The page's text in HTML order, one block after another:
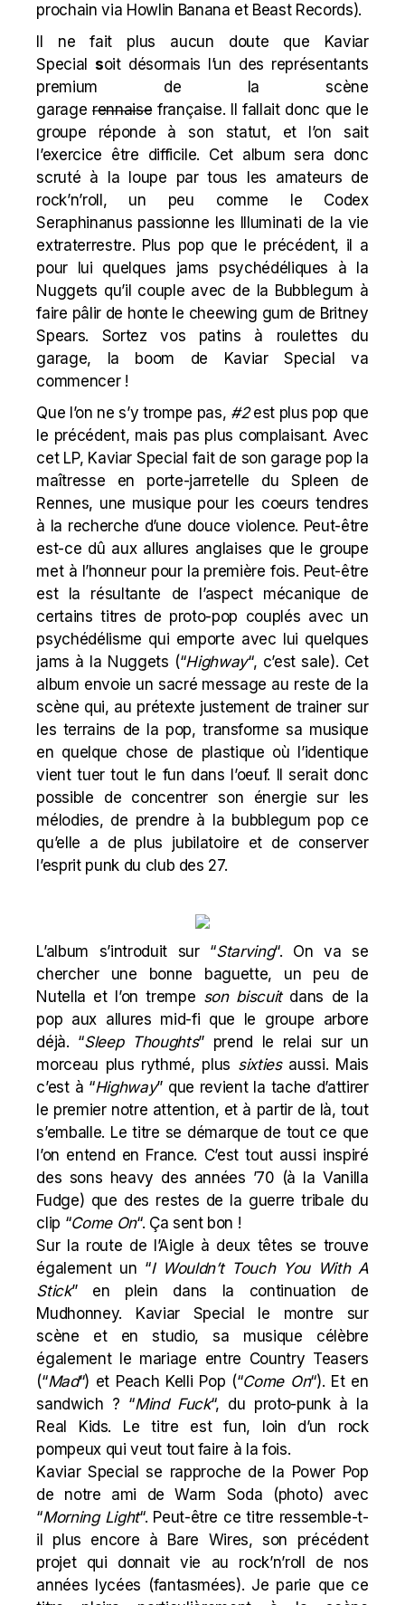
prochain via Howlin Banana et Beast Records).
Il ne fait plus aucun doute que Kaviar
Specialsoit désormais l’un des représentants
premium de la scène
garage rennaisefrançaise. Il fallait donc que le
groupe réponde à son statut, et l’on sait
l’exercice être difficile. Cet album sera donc
scruté à la loupe par tous les amateurs de
rock’n’roll, un peu comme le Codex
Seraphinanus passionne les Illuminati de la vie
extraterrestre. Plus pop que le précédent, il a
pour lui quelques jams psychédéliques à la
Nuggets qu’il couple avec de la Bubblegum à
faire pâlir de honte le cheewing gum de Britney
Spears. Sortez vos patins à roulettes du
garage,
la boom de Kaviar Special va
commencer !
Que l’on ne s’y trompe pas, #2est plus pop que
le précédent, mais pas plus complaisant. Avec
cet LP, Kaviar Special fait de son garage pop la
maîtresse en porte-jarretelle du Spleen de
Rennes, une musique pour les coeurs tendres
à la recherche d’une douce violence. Peut-être
est-ce dû aux allures anglaises que le groupe
met à l’honneur pour la première fois. Peut-être
est la résultante de l’aspect mécanique de
certains titres de proto-pop couplés avec un
psychédélisme qui emporte avec lui quelques
jams à la Nuggets (“Highway“, c’est sale). Cet
album envoie un sacré message au reste de la
scène qui, au prétexte justement de trainer sur
les terrains de la pop, transforme sa musique
en quelque chose de plastique où l’identique
vient tuer tout le fun dans l’oeuf. Il serait donc
possible de concentrer son énergie sur les
mélodies, de prendre à la bubblegum pop ce
qu’elle a de plus jubilatoire et de conserver
l’esprit punk du club des 27.
L’album s’introduit sur “Starving“. On va se
chercher une bonne baguette, un peu de
Nutella et l’on trempe son biscuitdans de la
pop aux allures mid-fi que le groupe arbore
déjà. “Sleep Thoughts” prend le relai sur un
morceau plus rythmé, plus sixties aussi. Mais
c’est à “Highway” que revient la tache d’attirer
le premier notre attention, et à partir de là, tout
s’emballe. Le titre se démarque de tout ce que
l’on entend en France. C’est tout aussi inspiré
des sons heavy des années ’70 (à laVanilla
Fudge) que des restes de la guerre tribale du
clip “Come On“. Ça sent bon !
Sur la route de l’Aigle à deux têtes se trouve
également un “I Wouldn’t Touch You With A
Stick” en plein dans la continuation de
Mudhonney. Kaviar Special le montre sur
scène et en studio, sa musique célèbre
également le mariage entre Country Teasers
(“Mad“) et Peach Kelli Pop (“Come On“). Et en
sandwich ? “Mind Fuck“, du proto-punk à la
Real Kids. Le titre est fun, loin d’un rock
pompeux qui veut tout faire à la fois.
Kaviar Special se rapproche de la Power Pop
de notre ami de Warm Soda (photo) avec
“Morning Light“. Peut-être ce titre ressemble-t-
il plus encore à Bare Wires, son précédent
projet qui donnait vie au rock’n’roll de nos
années lycées (fantasmées). Je parie que ce